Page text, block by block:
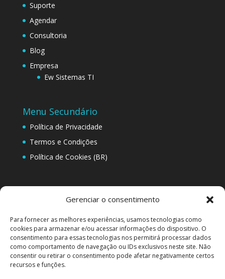
Gerenciar o consentimento
Para fornecer as melhores experiências, usamos tecnologias como
cookies para armazenar e/ou acessar informações do dispositivo. O
consentimento para essas tecnologias nos permitirá processar dados
como comportamento de navegação ou IDs exclusivos neste site. Não
consentir ou retirar o consentimento pode afetar negativamente certos
recursos e funções.
Suporte
Agendar
Consultoria
Blog
Empresa
Ew Sistemas TI
Menu Secundário
Política de Privacidade
Termos e Condições
Política de Cookies (BR)
CONSULTORIA E TREINAMENTO TI LTDA
CNPJ: 36.169.368/0001-25. SHS Quadra 6, Conjunto A,
Edifício Brasil 21 Bloco A Sala 501, Asa Sul – Brasília –
DF. CEP 70.316-000. Whatsapp/Telefone: +55 (61)
4042-0701. comercial@ewsistemasti.com.br